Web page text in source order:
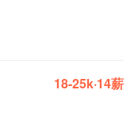
18-25k·14薪